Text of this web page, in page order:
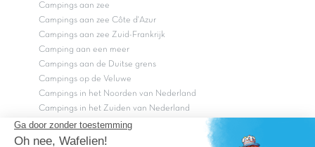
Campings aan zee
Campings aan zee Côte d'Azur
Campings aan zee Zuid-Frankrijk
Camping aan een meer
Campings aan de Duitse grens
Campings op de Veluwe
Campings in het Noorden van Nederland
Campings in het Zuiden van Nederland
Copyright Capfun 2026 ©